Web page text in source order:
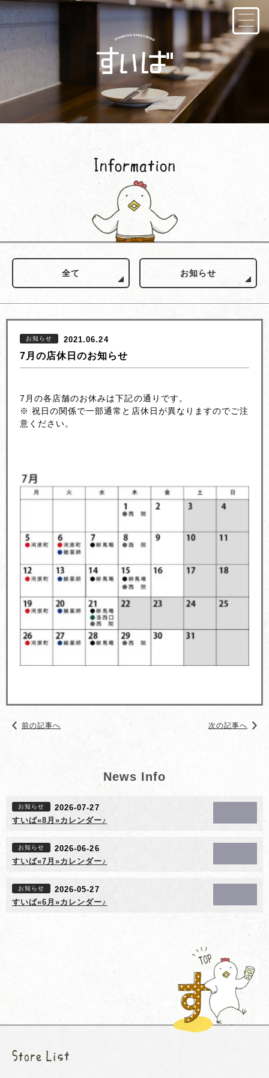
全て お知らせ
お知らせ 2021.06.24
7月の店休日のお知らせ
7月の各店舗のお休みは下記の通りです。
※ 祝日の関係で一部通常と店休日が異なりますのでご注
意ください。
前の記事へ 次の記事へ
News Info
お知らせ
2026-07-27
すいば«8月»カレンダー♪
お知らせ
2026-06-26
すいば«7月»カレンダー♪
お知らせ
2026-05-27
すいば«6月»カレンダー♪